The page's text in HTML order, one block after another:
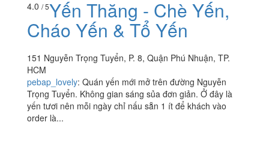
Trà sữa...
4.0 / 5Yến Thăng - Chè Yến,
Cháo Yến & Tổ Yến